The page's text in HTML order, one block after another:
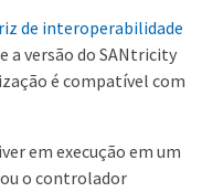
de interoperabilidade
a versão do SANtricity
é compatível com
em execução em um
o controlador